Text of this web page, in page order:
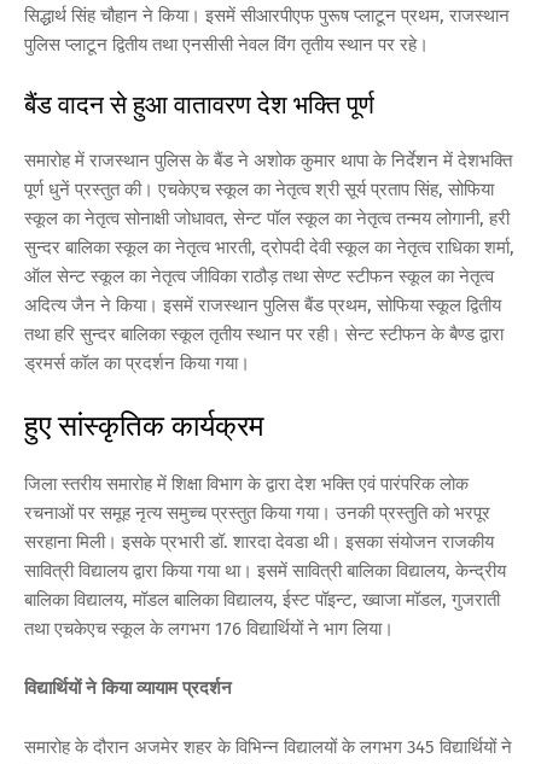
सिद्धार्थ सिंह चौहान ने किया। इसमें सीआरपीएफ पुरूष प्लाटून प्रथम, राजस्थान
पुलिस प्लाटून द्वितीय तथा एनसीसी नेवल विंग तृतीय स्थान पर रहे।
बैंड वादन से हुआ वातावरण देश भक्ति पूर्ण
समारोह में राजस्थान पुलिस के बैंड ने अशोक कुमार थापा के निर्देशन में देशभक्ति
पूर्ण धुनें प्रस्तुत की। एचकेएच स्कूल का नेतृत्व श्री सूर्य प्रताप सिंह, सोफिया
स्कूल का नेतृत्व सोनाक्षी जोधावत, सेन्ट पॉल स्कूल का नेतृत्व तन्मय लोगानी, हरी
सुन्दर बालिका स्कूल का नेतृत्व भारती, द्रोपदी देवी स्कूल का नेतृत्व राधिका शर्मा,
ऑल सेन्ट स्कूल का नेतृत्व जीविका राठौड़ तथा सेण्ट स्टीफन स्कूल का नेतृत्व
अदित्य जैन ने किया। इसमें राजस्थान पुलिस बैंड प्रथम, सोफिया स्कूल द्वितीय
तथा हरि सुन्दर बालिका स्कूल तृतीय स्थान पर रही। सेन्ट स्टीफन के बैण्ड द्वारा
ड्रमर्स कॉल का प्रदर्शन किया गया।
हुए सांस्कृतिक कार्यक्रम
जिला स्तरीय समारोह में शिक्षा विभाग के द्वारा देश भक्ति एवं पारंपरिक लोक
रचनाओं पर समूह नृत्य समुच्च प्रस्तुत किया गया। उनकी प्रस्तुति को भरपूर
सरहाना मिली। इसके प्रभारी डॉ. शारदा देवडा थी। इसका संयोजन राजकीय
सावित्री विद्यालय द्वारा किया गया था। इसमें सावित्री बालिका विद्यालय, केन्द्रीय
बालिका विद्यालय, मॉडल बालिका विद्यालय, ईस्ट पॉइन्ट, ख्वाजा मॉडल, गुजराती
तथा एचकेएच स्कूल के लगभग 176 विद्यार्थियों ने भाग लिया।
विद्यार्थियों ने किया व्यायाम प्रदर्शन
समारोह के दौरान अजमेर शहर के विभिन्न विद्यालयों के लगभग 345 विद्यार्थियों ने